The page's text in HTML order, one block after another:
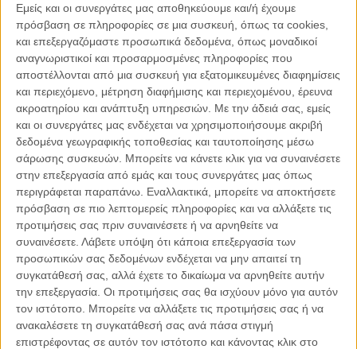
Εμείς και οι συνεργάτες μας αποθηκεύουμε και/ή έχουμε
πρόσβαση σε πληροφορίες σε μια συσκευή, όπως τα cookies,
και επεξεργαζόμαστε προσωπικά δεδομένα, όπως μοναδικοί
αναγνωριστικοί και προσαρμοσμένες πληροφορίες που
αποστέλλονται από μια συσκευή για εξατομικευμένες διαφημίσεις
και περιεχόμενο, μέτρηση διαφήμισης και περιεχομένου, έρευνα
ακροατηρίου και ανάπτυξη υπηρεσιών. Με την άδειά σας, εμείς
και οι συνεργάτες μας ενδέχεται να χρησιμοποιήσουμε ακριβή
δεδομένα γεωγραφικής τοποθεσίας και ταυτοποίησης μέσω
σάρωσης συσκευών. Μπορείτε να κάνετε κλικ για να συναινέσετε
στην επεξεργασία από εμάς και τους συνεργάτες μας όπως
περιγράφεται παραπάνω. Εναλλακτικά, μπορείτε να αποκτήσετε
πρόσβαση σε πιο λεπτομερείς πληροφορίες και να αλλάξετε τις
προτιμήσεις σας πριν συναινέσετε ή να αρνηθείτε να
συναινέσετε. Λάβετε υπόψη ότι κάποια επεξεργασία των
προσωπικών σας δεδομένων ενδέχεται να μην απαιτεί τη
συγκατάθεσή σας, αλλά έχετε το δικαίωμα να αρνηθείτε αυτήν
την επεξεργασία. Οι προτιμήσεις σας θα ισχύουν μόνο για αυτόν
τον ιστότοπο. Μπορείτε να αλλάξετε τις προτιμήσεις σας ή να
ανακαλέσετε τη συγκατάθεσή σας ανά πάσα στιγμή
επιστρέφοντας σε αυτόν τον ιστότοπο και κάνοντας κλικ στο
γράφει για την “ισόβια καταδίκη
της”
Γιάννης Πανούσης
Οι μόνοι αθώοι
Αντώνιος Ντακανάλης
Τέμπη: Η Κορυφή του Παγόβουνου
μιας Κοινωνίας που βράζει
Γιάννης Πανούσης
Μικροδιάβολοι ή άγουροι
εγκληματίες; – Άρθρο – παρέμβαση
στο Propago του Γιάννη Πανούση